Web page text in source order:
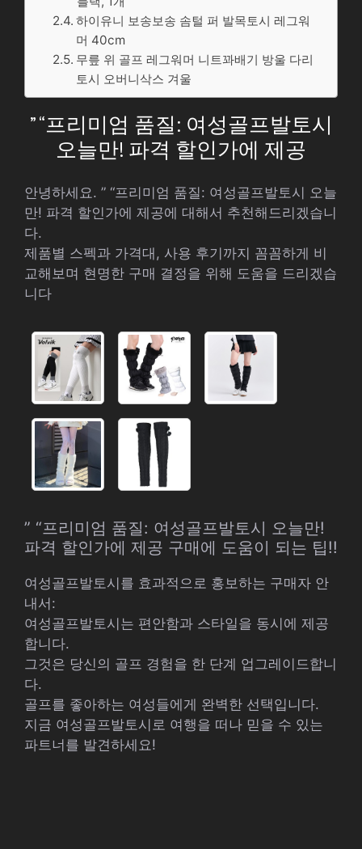
하이유니 보송보송 솜털 퍼 발목토시 레그워
머 40cm
무릎 위 골프 레그워머 니트꽈배기 방울 다리
토시 오버니삭스 겨울
” “프리미엄 품질: 여성골프발토시
오늘만! 파격 할인가에 제공
안녕하세요. ” “프리미엄 품질: 여성골프발토시 오늘
만! 파격 할인가에 제공에 대해서 추천해드리겠습니
다.
제품별 스펙과 가격대, 사용 후기까지 꼼꼼하게 비
교해보며 현명한 구매 결정을 위해 도움을 드리겠습
니다
” “프리미엄 품질: 여성골프발토시 오늘만!
파격 할인가에 제공 구매에 도움이 되는 팁!!
여성골프발토시를 효과적으로 홍보하는 구매자 안
내서:
여성골프발토시는 편안함과 스타일을 동시에 제공
합니다.
그것은 당신의 골프 경험을 한 단계 업그레이드합니
다.
골프를 좋아하는 여성들에게 완벽한 선택입니다.
지금 여성골프발토시로 여행을 떠나 믿을 수 있는
파트너를 발견하세요!